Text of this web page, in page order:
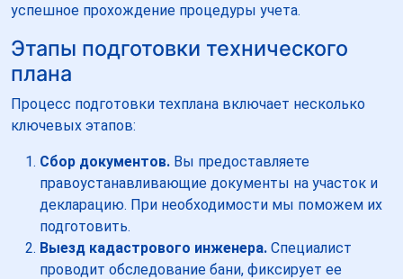
успешное прохождение процедуры учета.
Этапы подготовки технического
плана
Процесс подготовки техплана включает несколько
ключевых этапов:
Сбор документов. Вы предоставляете
правоустанавливающие документы на участок и
декларацию. При необходимости мы поможем их
подготовить.
Выезд кадастрового инженера. Специалист
проводит обследование бани, фиксирует ее